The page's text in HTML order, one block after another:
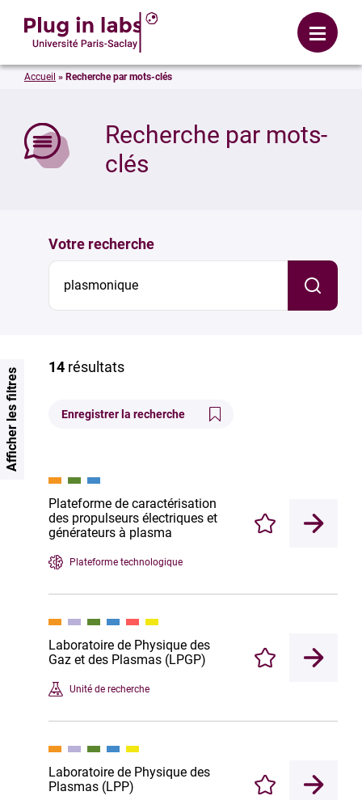
Menu
Recherche par mots-
clés
Accueil » Recherche par mots-clés
Votre recherche
14 résultats
Enregistrer la recherche
Plateforme de caractérisation
des propulseurs électriques et
générateurs à plasma
Plateforme technologique
Enregistrer
Laboratoire de Physique des
Gaz et des Plasmas (LPGP)
Unité de recherche
Enregistrer
Laboratoire de Physique des
Plasmas (LPP)
Enregistrer
Afficher les filtres